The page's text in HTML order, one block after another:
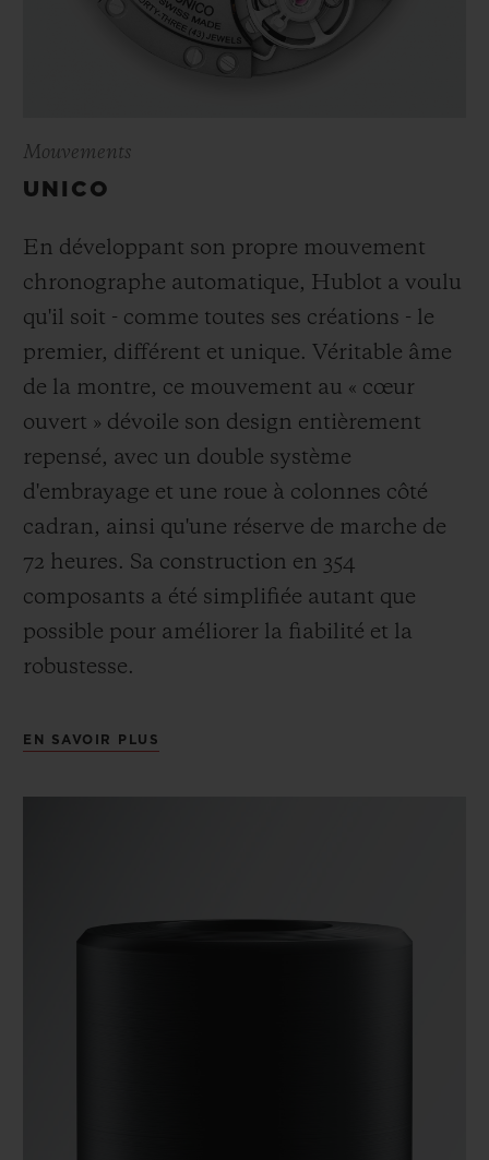
Mouvements
UNICO
En développant son propre mouvement
chronographe automatique, Hublot a voulu
qu'il soit - comme toutes ses créations - le
premier, différent et unique. Véritable âme
de la montre, ce mouvement au « cœur
ouvert » dévoile son design entièrement
repensé, avec un double système
d'embrayage et une roue à colonnes côté
cadran, ainsi qu'une réserve de marche de
72 heures. Sa construction en 354
composants a été simplifiée autant que
possible pour améliorer la fiabilité et la
robustesse.
EN SAVOIR PLUS